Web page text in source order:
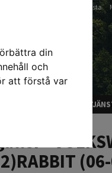
din
och
att förstå var
Artfex Passlista-
-